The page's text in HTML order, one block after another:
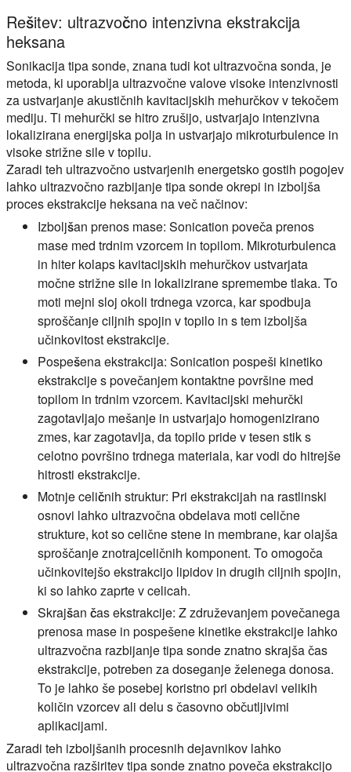
Rešitev: ultrazvočno intenzivna ekstrakcija
heksana
Sonikacija tipa sonde, znana tudi kot ultrazvočna sonda, je
metoda, ki uporablja ultrazvočne valove visoke intenzivnosti
za ustvarjanje akustičnih kavitacijskih mehurčkov v tekočem
mediju. Ti mehurčki se hitro zrušijo, ustvarjajo intenzivna
lokalizirana energijska polja in ustvarjajo mikroturbulence in
visoke strižne sile v topilu.
Zaradi teh ultrazvočno ustvarjenih energetsko gostih pogojev
lahko ultrazvočno razbijanje tipa sonde okrepi in izboljša
proces ekstrakcije heksana na več načinov:
Izboljšan prenos mase: Sonication poveča prenos
mase med trdnim vzorcem in topilom. Mikroturbulenca
in hiter kolaps kavitacijskih mehurčkov ustvarjata
močne strižne sile in lokalizirane spremembe tlaka. To
moti mejni sloj okoli trdnega vzorca, kar spodbuja
sproščanje ciljnih spojin v topilo in s tem izboljša
učinkovitost ekstrakcije.
Pospešena ekstrakcija: Sonication pospeši kinetiko
ekstrakcije s povečanjem kontaktne površine med
topilom in trdnim vzorcem. Kavitacijski mehurčki
zagotavljajo mešanje in ustvarjajo homogenizirano
zmes, kar zagotavlja, da topilo pride v tesen stik s
celotno površino trdnega materiala, kar vodi do hitrejše
hitrosti ekstrakcije.
Motnje celičnih struktur: Pri ekstrakcijah na rastlinski
osnovi lahko ultrazvočna obdelava moti celične
strukture, kot so celične stene in membrane, kar olajša
sproščanje znotrajceličnih komponent. To omogoča
učinkovitejšo ekstrakcijo lipidov in drugih ciljnih spojin,
ki so lahko zaprte v celicah.
Skrajšan čas ekstrakcije: Z združevanjem povečanega
prenosa mase in pospešene kinetike ekstrakcije lahko
ultrazvočna razbijanje tipa sonde znatno skrajša čas
ekstrakcije, potreben za doseganje želenega donosa.
To je lahko še posebej koristno pri obdelavi velikih
količin vzorcev ali delu s časovno občutljivimi
aplikacijami.
Zaradi teh izboljšanih procesnih dejavnikov lahko
ultrazvočna razširitev tipa sonde znatno poveča ekstrakcijo